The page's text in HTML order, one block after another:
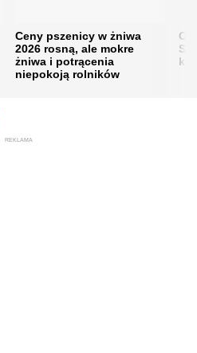
Ceny pszenicy w żniwa
2026 rosną, ale mokre
żniwa i potrącenia
niepokoją rolników
REKLAMA